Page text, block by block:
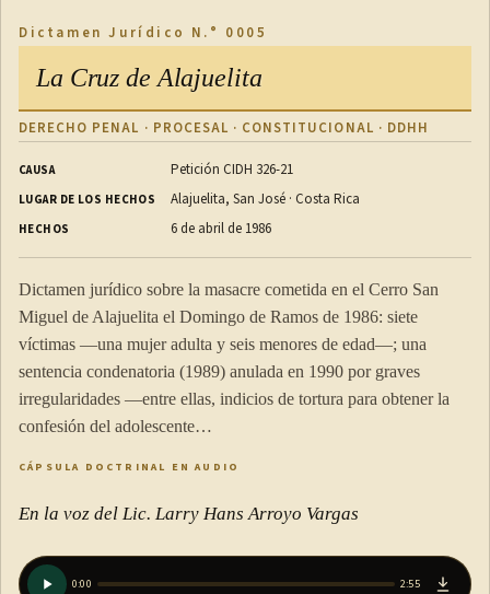
Dictamen Jurídico N.° 0005
La Cruz de Alajuelita
DERECHO PENAL · PROCESAL · CONSTITUCIONAL · DDHH
CAUSA Petición CIDH 326-21
LUGAR DE LOS HECHOS Alajuelita, San José · Costa Rica
HECHOS 6 de abril de 1986
Dictamen jurídico sobre la masacre cometida en el Cerro San
Miguel de Alajuelita el Domingo de Ramos de 1986: siete
víctimas —una mujer adulta y seis menores de edad—; una
sentencia condenatoria (1989) anulada en 1990 por graves
irregularidades —entre ellas, indicios de tortura para obtener la
confesión del adolescente…
CÁPSULA DOCTRINAL EN AUDIO
En la voz del Lic. Larry Hans Arroyo Vargas
0:00 2:55